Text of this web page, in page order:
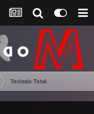
Teclado Total